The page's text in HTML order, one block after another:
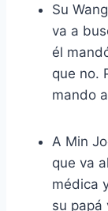
Su
va a
él
que no.
mando
A Min
que va
médica
su papá